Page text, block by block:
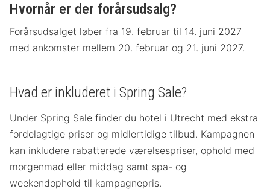
Hvornår er der forårsudsalg?
Forårsudsalget løber fra 19. februar til 14. juni 2027
med ankomster mellem 20. februar og 21. juni 2027.
Hvad er inkluderet i Spring Sale?
Under Spring Sale finder du hotel i Utrecht med ekstra
fordelagtige priser og midlertidige tilbud. Kampagnen
kan inkludere rabatterede værelsespriser, ophold med
morgenmad eller middag samt spa- og
weekendophold til kampagnepris.